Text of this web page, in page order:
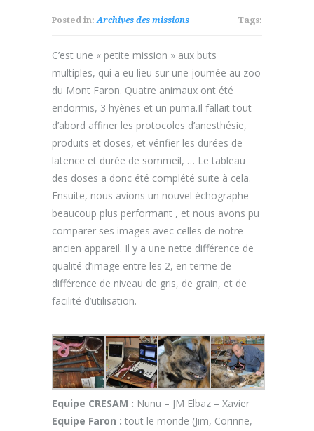
Posted in:Archives des missions Tags:
C’est une « petite mission » aux buts
multiples, qui a eu lieu sur une journée au zoo
du Mont Faron. Quatre animaux ont été
endormis, 3 hyènes et un puma.Il fallait tout
d’abord affiner les protocoles d’anesthésie,
produits et doses, et vérifier les durées de
latence et durée de sommeil, … Le tableau
des doses a donc été complété suite à cela.
Ensuite, nous avions un nouvel échographe
beaucoup plus performant , et nous avons pu
comparer ses images avec celles de notre
ancien appareil. Il y a une nette différence de
qualité d’image entre les 2, en terme de
différence de niveau de gris, de grain, et de
facilité d’utilisation.
Equipe CRESAM : Nunu – JM Elbaz – Xavier
Equipe Faron : tout le monde (Jim, Corinne,